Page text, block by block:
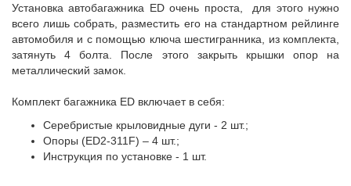
Установка автобагажника ED очень проста, для этого нужно
всего лишь собрать, разместить его на стандартном рейлинге
автомобиля и с помощью ключа шестигранника, из комплекта,
затянуть 4 болта. После этого закрыть крышки опор на
металлический замок.
Комплект багажника ED включает в себя:
Серебристые крыловидные дуги - 2 шт.;
Опоры (ED2-311F) – 4 шт.;
Инструкция по установке - 1 шт.